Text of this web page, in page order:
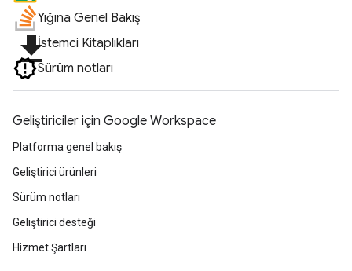
Yığına Genel Bakış
file_downloadİstemci Kitaplıkları
Sürüm notları
Geliştiriciler için Google Workspace
Platforma genel bakış
Geliştirici ürünleri
Sürüm notları
Geliştirici desteği
Hizmet Şartları